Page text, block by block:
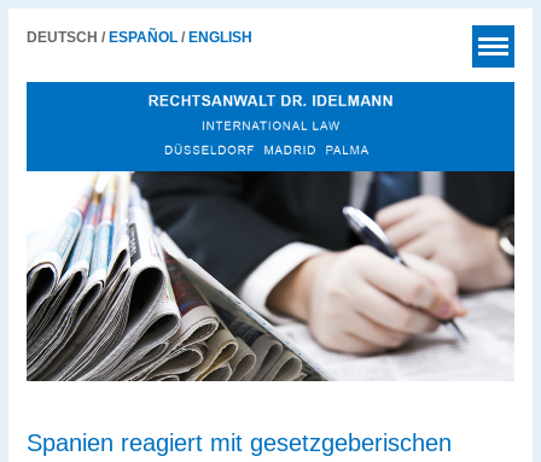
DEUTSCH / ESPAÑOL/ ENGLISH
ANWÄLTE
LEISTUNGEN
NEWS BLOG
PUBLIKATIONEN
CHARITY
Spanien reagiert mit gesetzgeberischen